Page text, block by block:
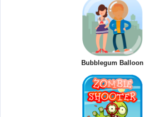
Bubblegum Balloon